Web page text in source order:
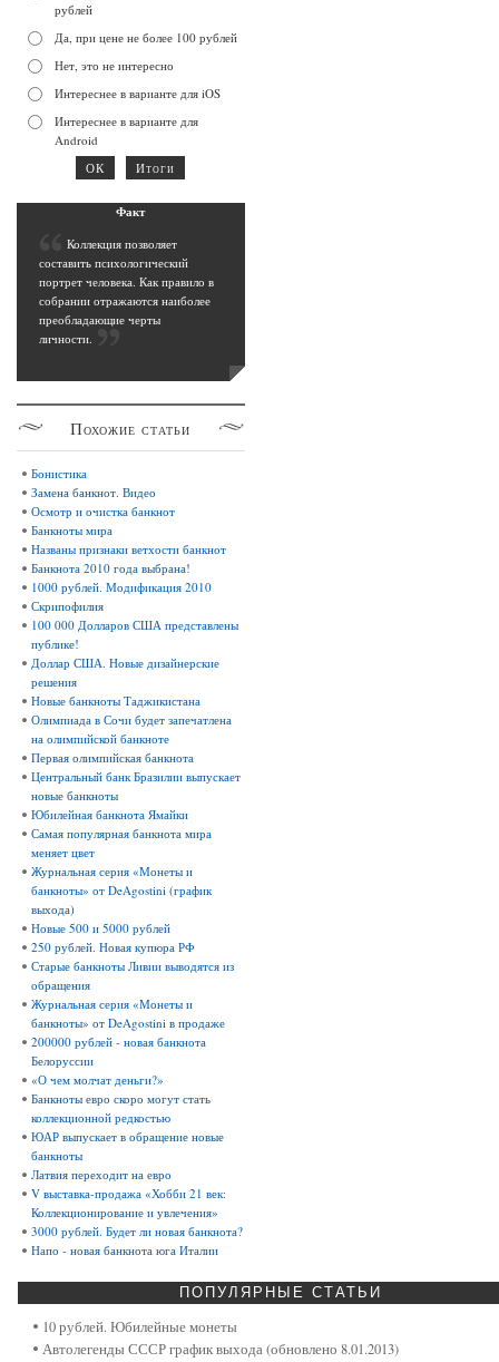
рублей
Да, при цене не более 100 рублей
Нет, это не интересно
Интереснее в варианте для iOS
Интереснее в варианте для
Android
Факт
Коллекция позволяет
составить психологический
портрет человека. Как правило в
собрании отражаются наиболее
преобладающие черты
личности.
Похожие статьи
Бонистика
Замена банкнот. Видео
Осмотр и очистка банкнот
Банкноты мира
Названы признаки ветхости банкнот
Банкнота 2010 года выбрана!
1000 рублей. Модификация 2010
Скрипофилия
100 000 Долларов США представлены
публике!
Доллар США. Новые дизайнерские
решения
Новые банкноты Таджикистана
Олимпиада в Сочи будет запечатлена
на олимпийской банкноте
Первая олимпийская банкнота
Центральный банк Бразилии выпускает
новые банкноты
Юбилейная банкнота Ямайки
Самая популярная банкнота мира
меняет цвет
Журнальная серия «Монеты и
банкноты» от DeAgostini (график
выхода)
Новые 500 и 5000 рублей
250 рублей. Новая купюра РФ
Старые банкноты Ливии выводятся из
обращения
Журнальная серия «Монеты и
банкноты» от DeAgostini в продаже
200000 рублей - новая банкнота
Белоруссии
«О чем молчат деньги?»
Банкноты евро скоро могут стать
коллекционной редкостью
ЮАР выпускает в обращение новые
банкноты
Латвия переходит на евро
V выставка-продажа «Хобби 21 век:
Коллекционирование и увлечения»
3000 рублей. Будет ли новая банкнота?
Напо - новая банкнота юга Италии
ПОПУЛЯРНЫЕ СТАТЬИ
10 рублей. Юбилейные монеты
Автолегенды СССР график выхода (обновлено 8.01.2013)